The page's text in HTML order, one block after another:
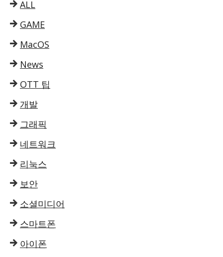
ALL
GAME
MacOS
News
OTT 팁
개발
그래픽
네트워크
리눅스
보안
소셜미디어
스마트폰
아이폰